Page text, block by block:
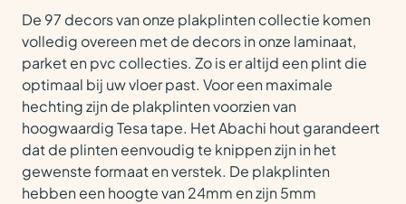
De 97 decors van onze plakplinten collectie komen
volledig overeen met de decors in onze laminaat,
parket en pvc collecties. Zo is er altijd een plint die
optimaal bij uw vloer past. Voor een maximale
hechting zijn de plakplinten voorzien van
hoogwaardig Tesa tape. Het Abachi hout garandeert
dat de plinten eenvoudig te knippen zijn in het
gewenste formaat en verstek. De plakplinten
hebben een hoogte van 24mm en zijn 5mm